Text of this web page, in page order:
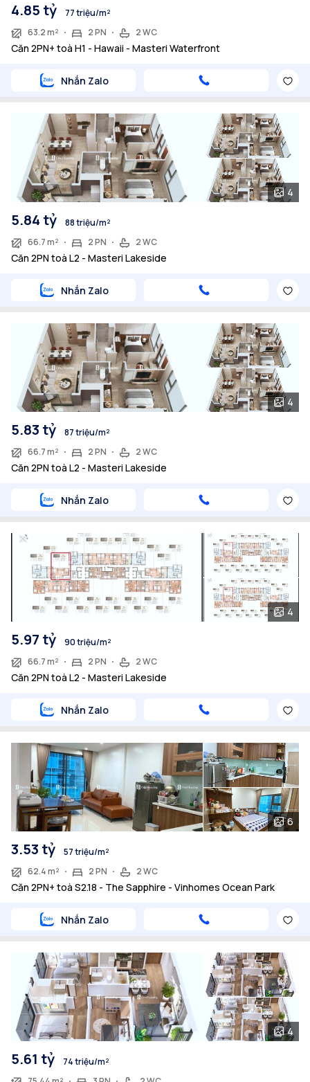
4.85 tỷ
77 triệu/m²
63.2 m²
2 PN 2 WC
Căn 2PN+ toà H1 - Hawaii - Masteri Waterfront
Nhắn Zalo
4
5.84 tỷ
88 triệu/m²
66.7 m²
2 PN 2 WC
Căn 2PN toà L2 - Masteri Lakeside
Nhắn Zalo
4
5.83 tỷ
87 triệu/m²
66.7 m²
2 PN 2 WC
Căn 2PN toà L2 - Masteri Lakeside
Nhắn Zalo
4
5.97 tỷ
90 triệu/m²
66.7 m²
2 PN 2 WC
Căn 2PN toà L2 - Masteri Lakeside
Nhắn Zalo
6
3.53 tỷ
57 triệu/m²
62.4 m²
2 PN 2 WC
Căn 2PN+ toà S2.18 - The Sapphire - Vinhomes Ocean Park
Nhắn Zalo
4
5.61 tỷ
74 triệu/m²